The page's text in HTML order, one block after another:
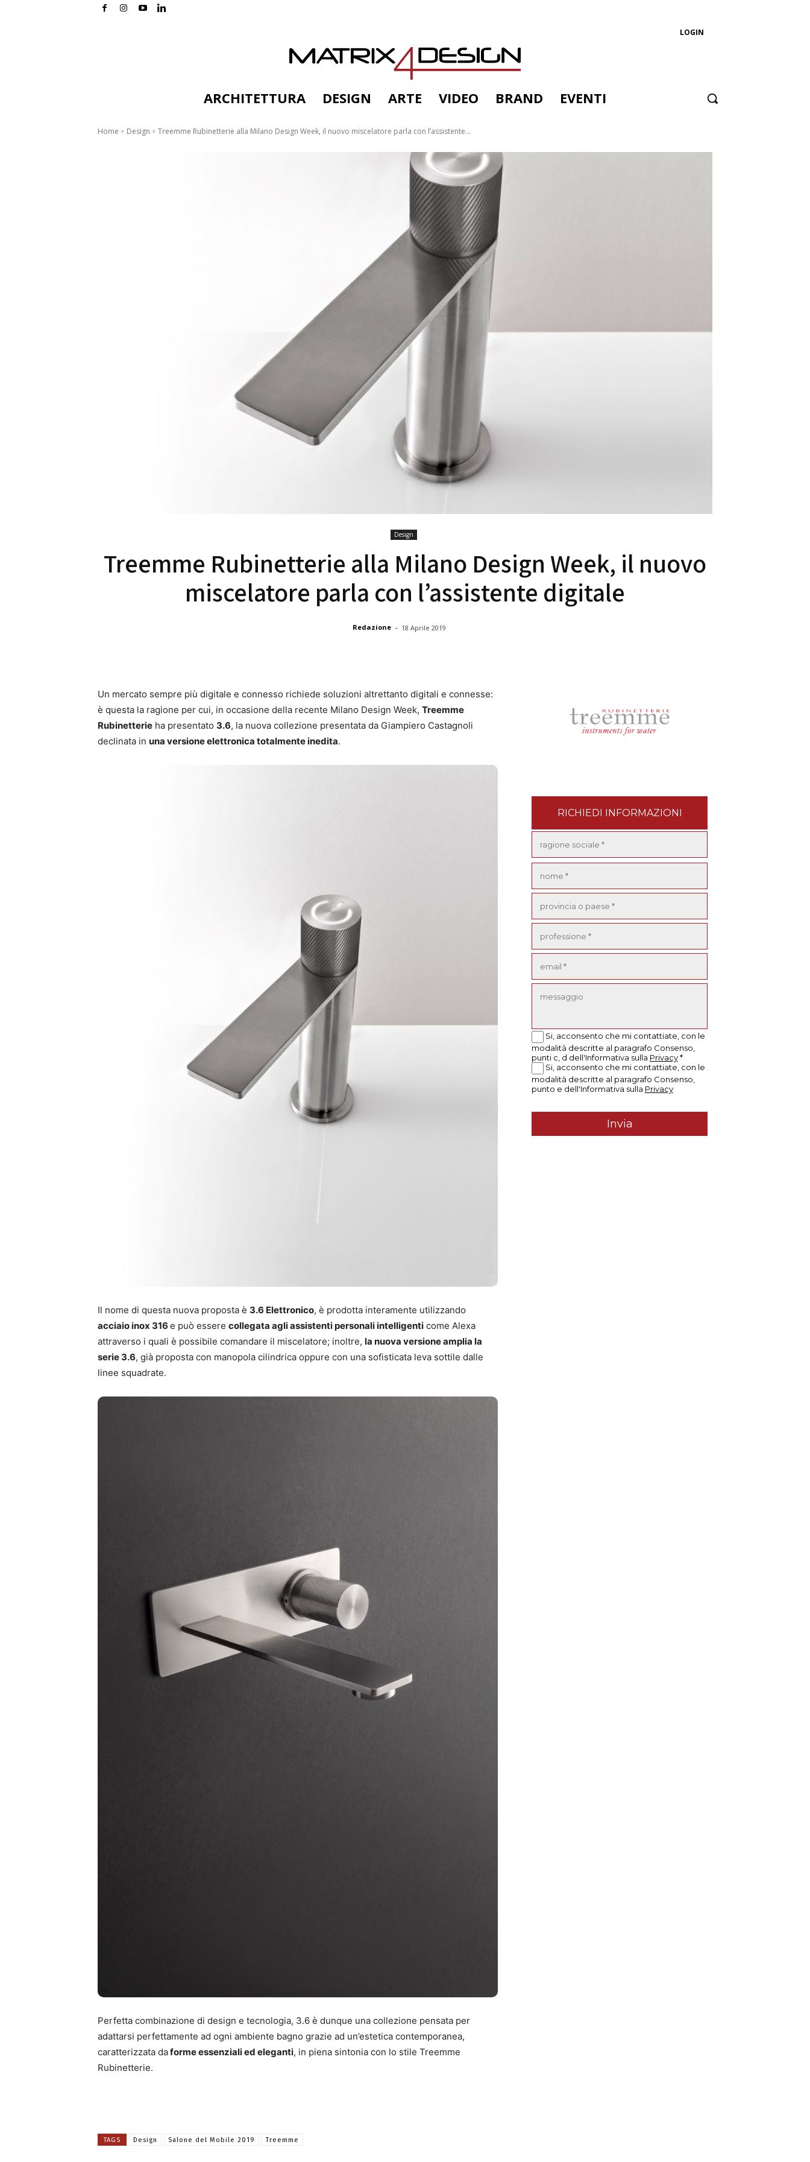
LOGIN
ARCHITETTURA DESIGN ARTE VIDEO BRAND EVENTI
Home Design Treemme Rubinetterie alla Milano Design Week, il nuovo miscelatore parla con l’assistente...
Design
Treemme Rubinetterie alla Milano Design Week, il nuovo
miscelatore parla con l’assistente digitale
Redazione - 18 Aprile 2019
Un mercato sempre più digitale e connesso richiede soluzioni altrettanto digitali e connesse:
è questa la ragione per cui, in occasione della recente Milano Design Week, Treemme
Rubinetterie ha presentato 3.6, la nuova collezione presentata da Giampiero Castagnoli
declinata in una versione elettronica totalmente inedita.
Il nome di questa nuova proposta è 3.6 Elettronico, è prodotta interamente utilizzando
acciaio inox 316 e può essere collegata agli assistenti personali intelligenti come Alexa
attraverso i quali è possibile comandare il miscelatore; inoltre, la nuova versione amplia la
serie 3.6, già proposta con manopola cilindrica oppure con una sofisticata leva sottile dalle
linee squadrate.
Perfetta combinazione di design e tecnologia, 3.6 è dunque una collezione pensata per
adattarsi perfettamente ad ogni ambiente bagno grazie ad un’estetica contemporanea,
caratterizzata daforme essenziali ed eleganti, in piena sintonia con lo stile Treemme
Rubinetterie.
TAGS Design Salone del Mobile 2019 Treemme